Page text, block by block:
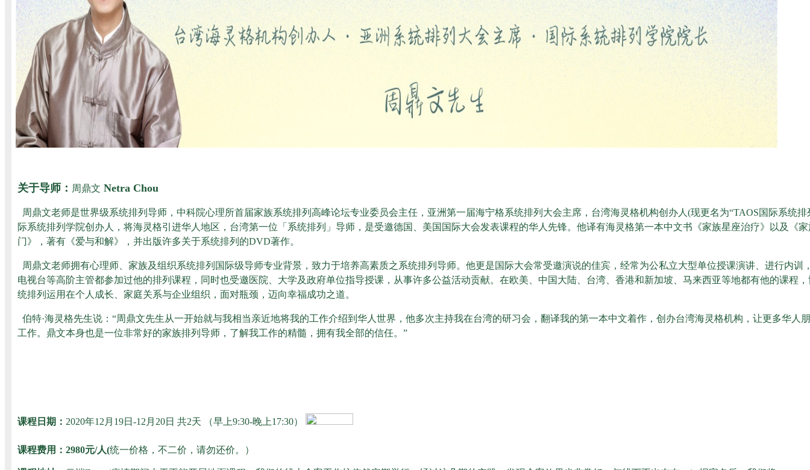
关于导师： 周鼎文 Netra Chou
周鼎文老师是世界级系统排列导师，中科院心理所首届家族系统排列高峰论坛专业委员会主任，亚洲第一届海宁格系统排列大会主席，台湾海灵格机构创办人(现更名为“TAOS国际系统
际系统排列学院创办人，将海灵格引进华人地区，台湾第一位「系统排列」导师，是受邀德国、美国国际大会发表课程的华人先锋。他译有海灵格第一本中文书《家族星座治疗》以及《
门》，著有 《爱与和解》 ，并出版许多关于系统排列的DVD著作。
周鼎文老师拥有心理师、家族及组织系统排列国际级导师专业背景，致力于培养高素质之系统排列导师。他更是国际大会常受邀演说的佳宾，经常为公私立大型单位授课演讲、进行内训
电视台等高阶主管都参加过他的排列课程，同时也受邀医院、大学及政府单位指导授课，从事许多公益活动贡献。在欧美、中国大陆、台湾、香港和新加坡、马来西亚等地都有他的课程
统排列运用在个人成长、家庭关系与企业组织，面对瓶颈，迈向幸福成功之道。
伯特·海灵格先生说：“周鼎文先生从一开始就与我相当亲近地将我的工作介绍到华人世界，他多次主持我在台湾的研习会，翻译我的第一本中文着作，创办台湾海灵格机构，让更多华人
工作。鼎文本身也是一位非常好的家族排列导师，了解我工作的精髓，拥有我全部的信任。”
课程日期： 2020年12月19日-12月20日 共2天 （早上9:30-晚上17:30）
课程费用：2980元/人(统一价格，不二价，请勿还价。 ）